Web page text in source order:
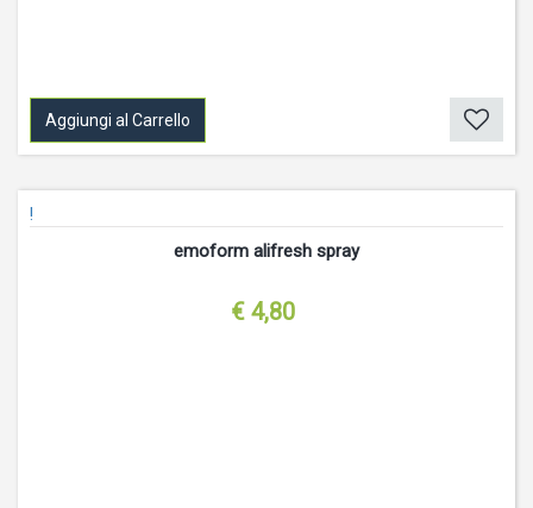
Aggiungi al Carrello
!
emoform alifresh spray
€ 4,80